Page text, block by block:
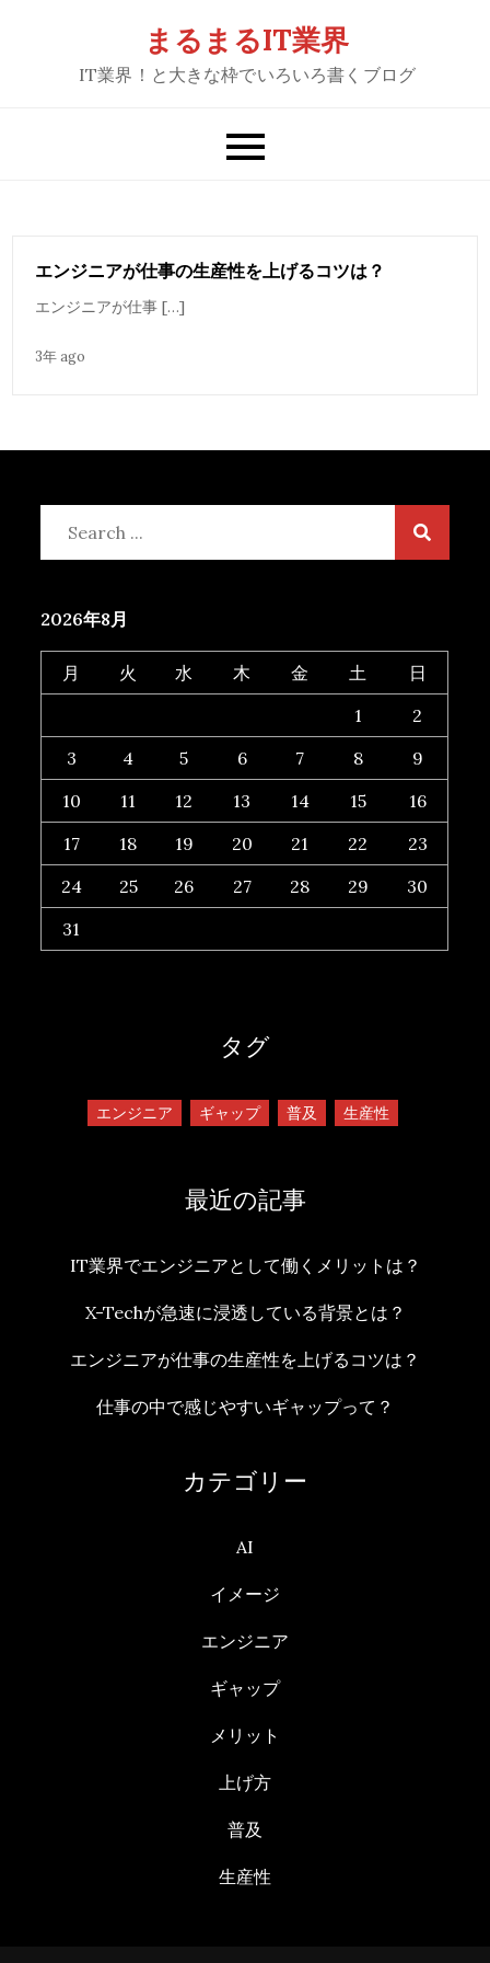
まるまるIT業界
IT業界！と大きな枠でいろいろ書くブログ
エンジニアが仕事の生産性を上げるコツは？
エンジニアが仕事 […]
3年 ago
2026年8月
月 火 水 木 金 土
日
1
2
3
4 5 6 7 8
9
10
11 12 13 14 15
16
17
18 19 20 21 22
23
24
25 26 27 28 29
30
31
タグ
エンジニア ギャップ 普及 生産性
最近の記事
IT業界でエンジニアとして働くメリットは？
X-Techが急速に浸透している背景とは？
エンジニアが仕事の生産性を上げるコツは？
仕事の中で感じやすいギャップって？
カテゴリー
AI
イメージ
エンジニア
ギャップ
メリット
上げ方
普及
生産性